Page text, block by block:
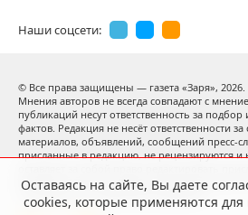
Наши соцсети:
© Все права защищены — газета «Заря», 2026.
Мнения авторов не всегда совпадают с
публикаций несут ответственность за
фактов. Редакция не несёт ответственности
материалов, объявлений, сообщений пресс-
присланные в редакцию, не рецензируются и
материалы. Использование материалов
с письменного разрешения редакции.
Оставаясь на сайте, Вы даете
cookies, которые применяются